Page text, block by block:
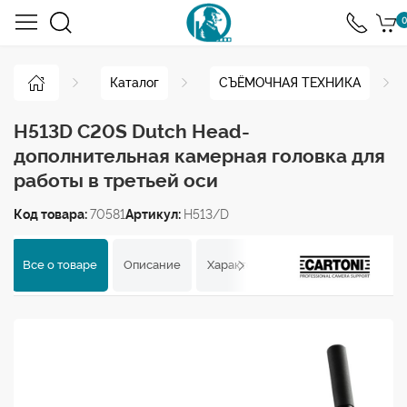
0
Каталог СЪЁМОЧНАЯ ТЕХНИКА
H513D C20S Dutch Head-
дополнительная камерная головка для
работы в третьей оси
Код товара:70581Артикул: H513/D
Все о товаре Описание Характеристики Отзывы